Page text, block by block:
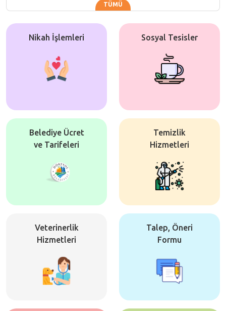
TÜMÜ
Nikah İşlemleri Sosyal Tesisler
Belediye Ücret
ve Tarifeleri
Temizlik
Hizmetleri
Veterinerlik
Hizmetleri
Talep, Öneri
Formu